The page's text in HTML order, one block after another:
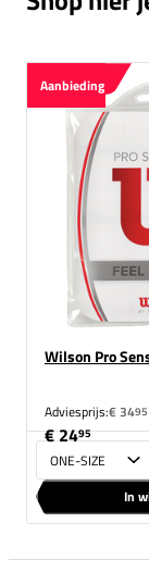
Aanbieding
Wilson Pro
Adviesprijs:€ 3495
€ 2495
Maat
In